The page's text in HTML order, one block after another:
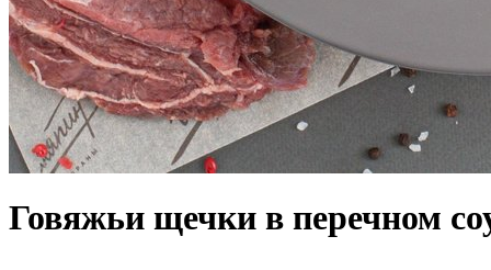
Говяжьи щечки в перечном